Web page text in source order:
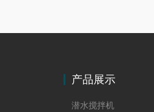
产品展示
潜水搅拌机